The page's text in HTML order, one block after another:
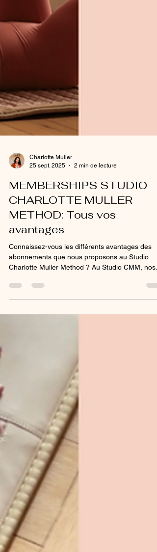
25 sept. 2025
2 min de lecture
MEMBERSHIPS STUDIO
CHARLOTTE MULLER
METHOD: Tous vos
avantages
Connaissez-vous les différents avantages des
Charlotte Muller Method ? Au Studio CMM, nos...